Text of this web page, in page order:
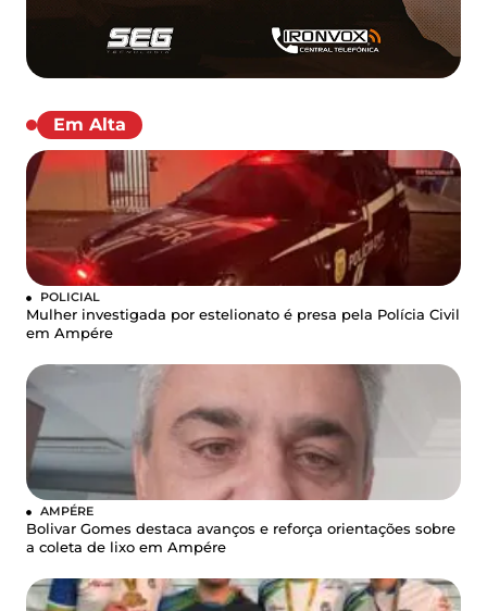
Em Alta
POLICIAL
Mulher investigada por estelionato é presa pela Polícia Civil
em Ampére
AMPÉRE
Bolivar Gomes destaca avanços e reforça orientações sobre
a coleta de lixo em Ampére